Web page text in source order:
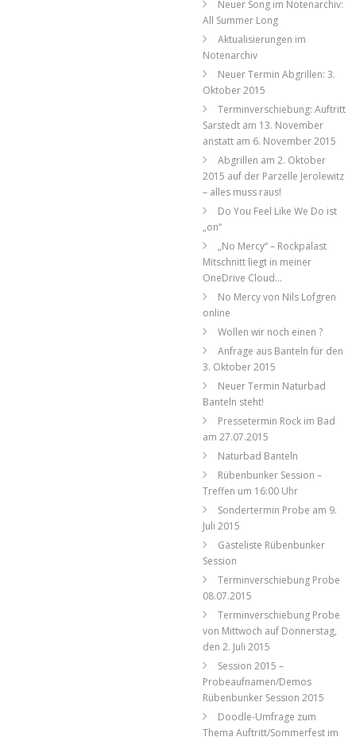
Neuer Song im Notenarchiv:
All Summer Long
Aktualisierungen im
Notenarchiv
Neuer Termin Abgrillen: 3.
Oktober 2015
Terminverschiebung: Auftritt
Sarstedt am 13. November
anstatt am 6. November 2015
Abgrillen am 2. Oktober
2015 auf der Parzelle Jerolewitz
– alles muss raus!
Do You Feel Like We Do ist
„on“
„No Mercy“ – Rockpalast
Mitschnitt liegt in meiner
OneDrive Cloud…
No Mercy von Nils Lofgren
online
Wollen wir noch einen ?
Anfrage aus Banteln für den
3. Oktober 2015
Neuer Termin Naturbad
Banteln steht!
Pressetermin Rock im Bad
am 27.07.2015
Naturbad Banteln
Rübenbunker Session –
Treffen um 16:00 Uhr
Sondertermin Probe am 9.
Juli 2015
Gästeliste Rübenbunker
Session
Terminverschiebung Probe
08.07.2015
Terminverschiebung Probe
von Mittwoch auf Donnerstag,
den 2. Juli 2015
Session 2015 –
Probeaufnamen/Demos
Rübenbunker Session 2015
Doodle-Umfrage zum
Thema Auftritt/Sommerfest im